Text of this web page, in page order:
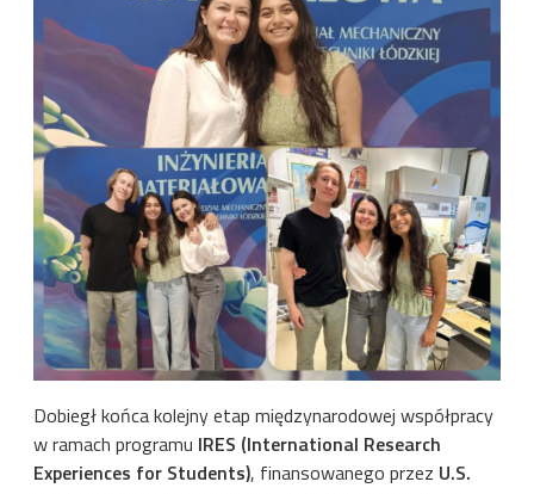
Dobiegł końca kolejny etap międzynarodowej współpracy
w ramach programu IRES (International Research
Experiences for Students), finansowanego przez U.S.